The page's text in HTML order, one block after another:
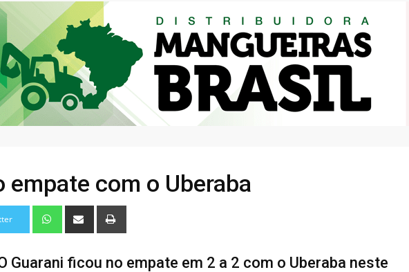
empate com o Uberaba
Guarani ficou no empate em 2 a 2 com o Uberaba neste